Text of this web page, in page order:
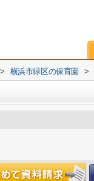
> 横浜市緑区の保育園 >